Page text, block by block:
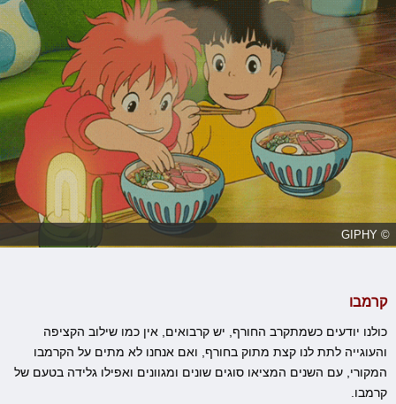
© GIPHY
קרמבו
כולנו יודעים כשמתקרב החורף, יש קרבואים, אין כמו שילוב הקציפה
והעוגייה לתת לנו קצת מתוק בחורף, ואם אנחנו לא מתים על הקרמבו
המקורי, עם השנים המציאו סוגים שונים ומגוונים ואפילו גלידה בטעם של
קרמבו.